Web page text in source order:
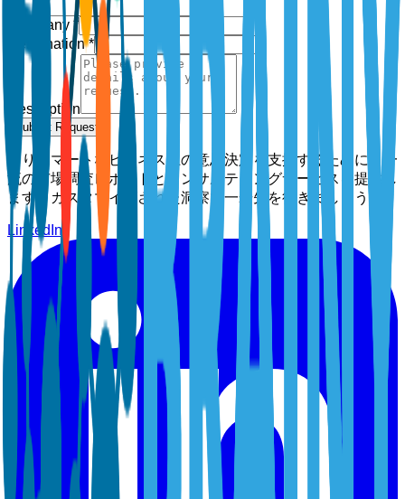
Company *
Designation *
Description
Submit Request
よりスマートなビジネス上の意思決定を支援するために、一
流の市場調査レポートとコンサルティングサービスを提供し
ます。カスタマイズされた洞察で一歩先を行きましょう。
LinkedIn